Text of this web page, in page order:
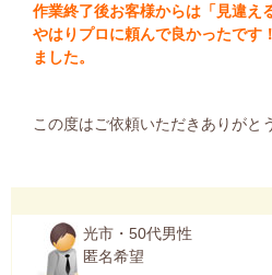
作業終了後お客様からは「見違え
やはりプロに頼んで良かったです
ました。
この度はご依頼いただきありがと
光市・50代男性
匿名希望